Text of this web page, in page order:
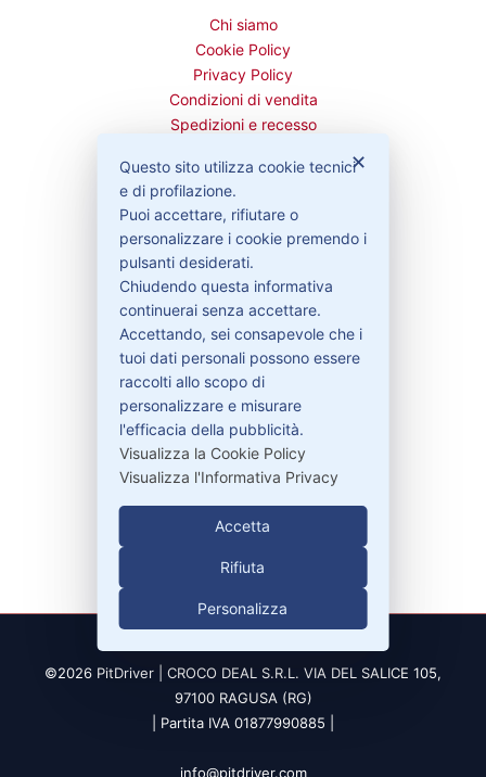
Chi siamo
Cookie Policy
Privacy Policy
Condizioni di vendita
Spedizioni e recesso
Bisogno di aiuto?
Contattaci
Garanzie
Contatti
info@pitdriver.com
©2026 PitDriver | CROCO DEAL S.R.L. VIA DEL SALICE 105,
97100 RAGUSA (RG)
| Partita IVA 01877990885 |
info@pitdriver.com
✕
Questo sito utilizza cookie tecnici
e di profilazione.
Puoi accettare, rifiutare o
personalizzare i cookie premendo i
pulsanti desiderati.
Chiudendo questa informativa
continuerai senza accettare.
Accettando, sei consapevole che i
tuoi dati personali possono essere
raccolti allo scopo di
personalizzare e misurare
l'efficacia della pubblicità.
Visualizza la Cookie Policy
Visualizza l'Informativa Privacy
Accetta
Rifiuta
Personalizza